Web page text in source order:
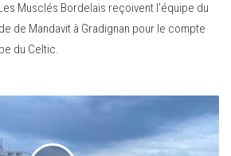
Musclés Bordelais reçoivent l’équipe du
de Mandavit à Gradignan pour le compte
du Celtic.